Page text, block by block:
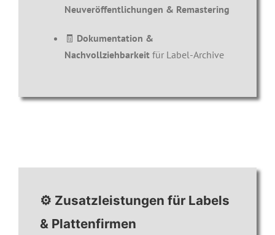
Neuveröffentlichungen & Remastering
🧾 Dokumentation &
Nachvollziehbarkeitfür Label-Archive
⚙️ Zusatzleistungen für Labels
& Plattenfirmen